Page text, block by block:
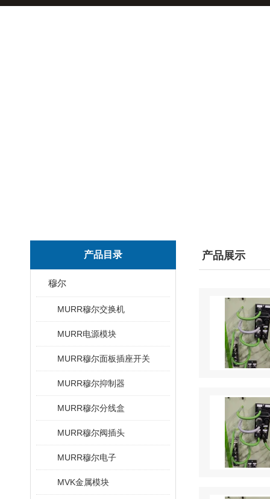
产品目录
穆尔
MURR穆尔交换机
MURR电源模块
MURR穆尔面板插座开关
MURR穆尔抑制器
MURR穆尔分线盒
MURR穆尔阀插头
MURR穆尔电子
MVK金属模块
产品展示